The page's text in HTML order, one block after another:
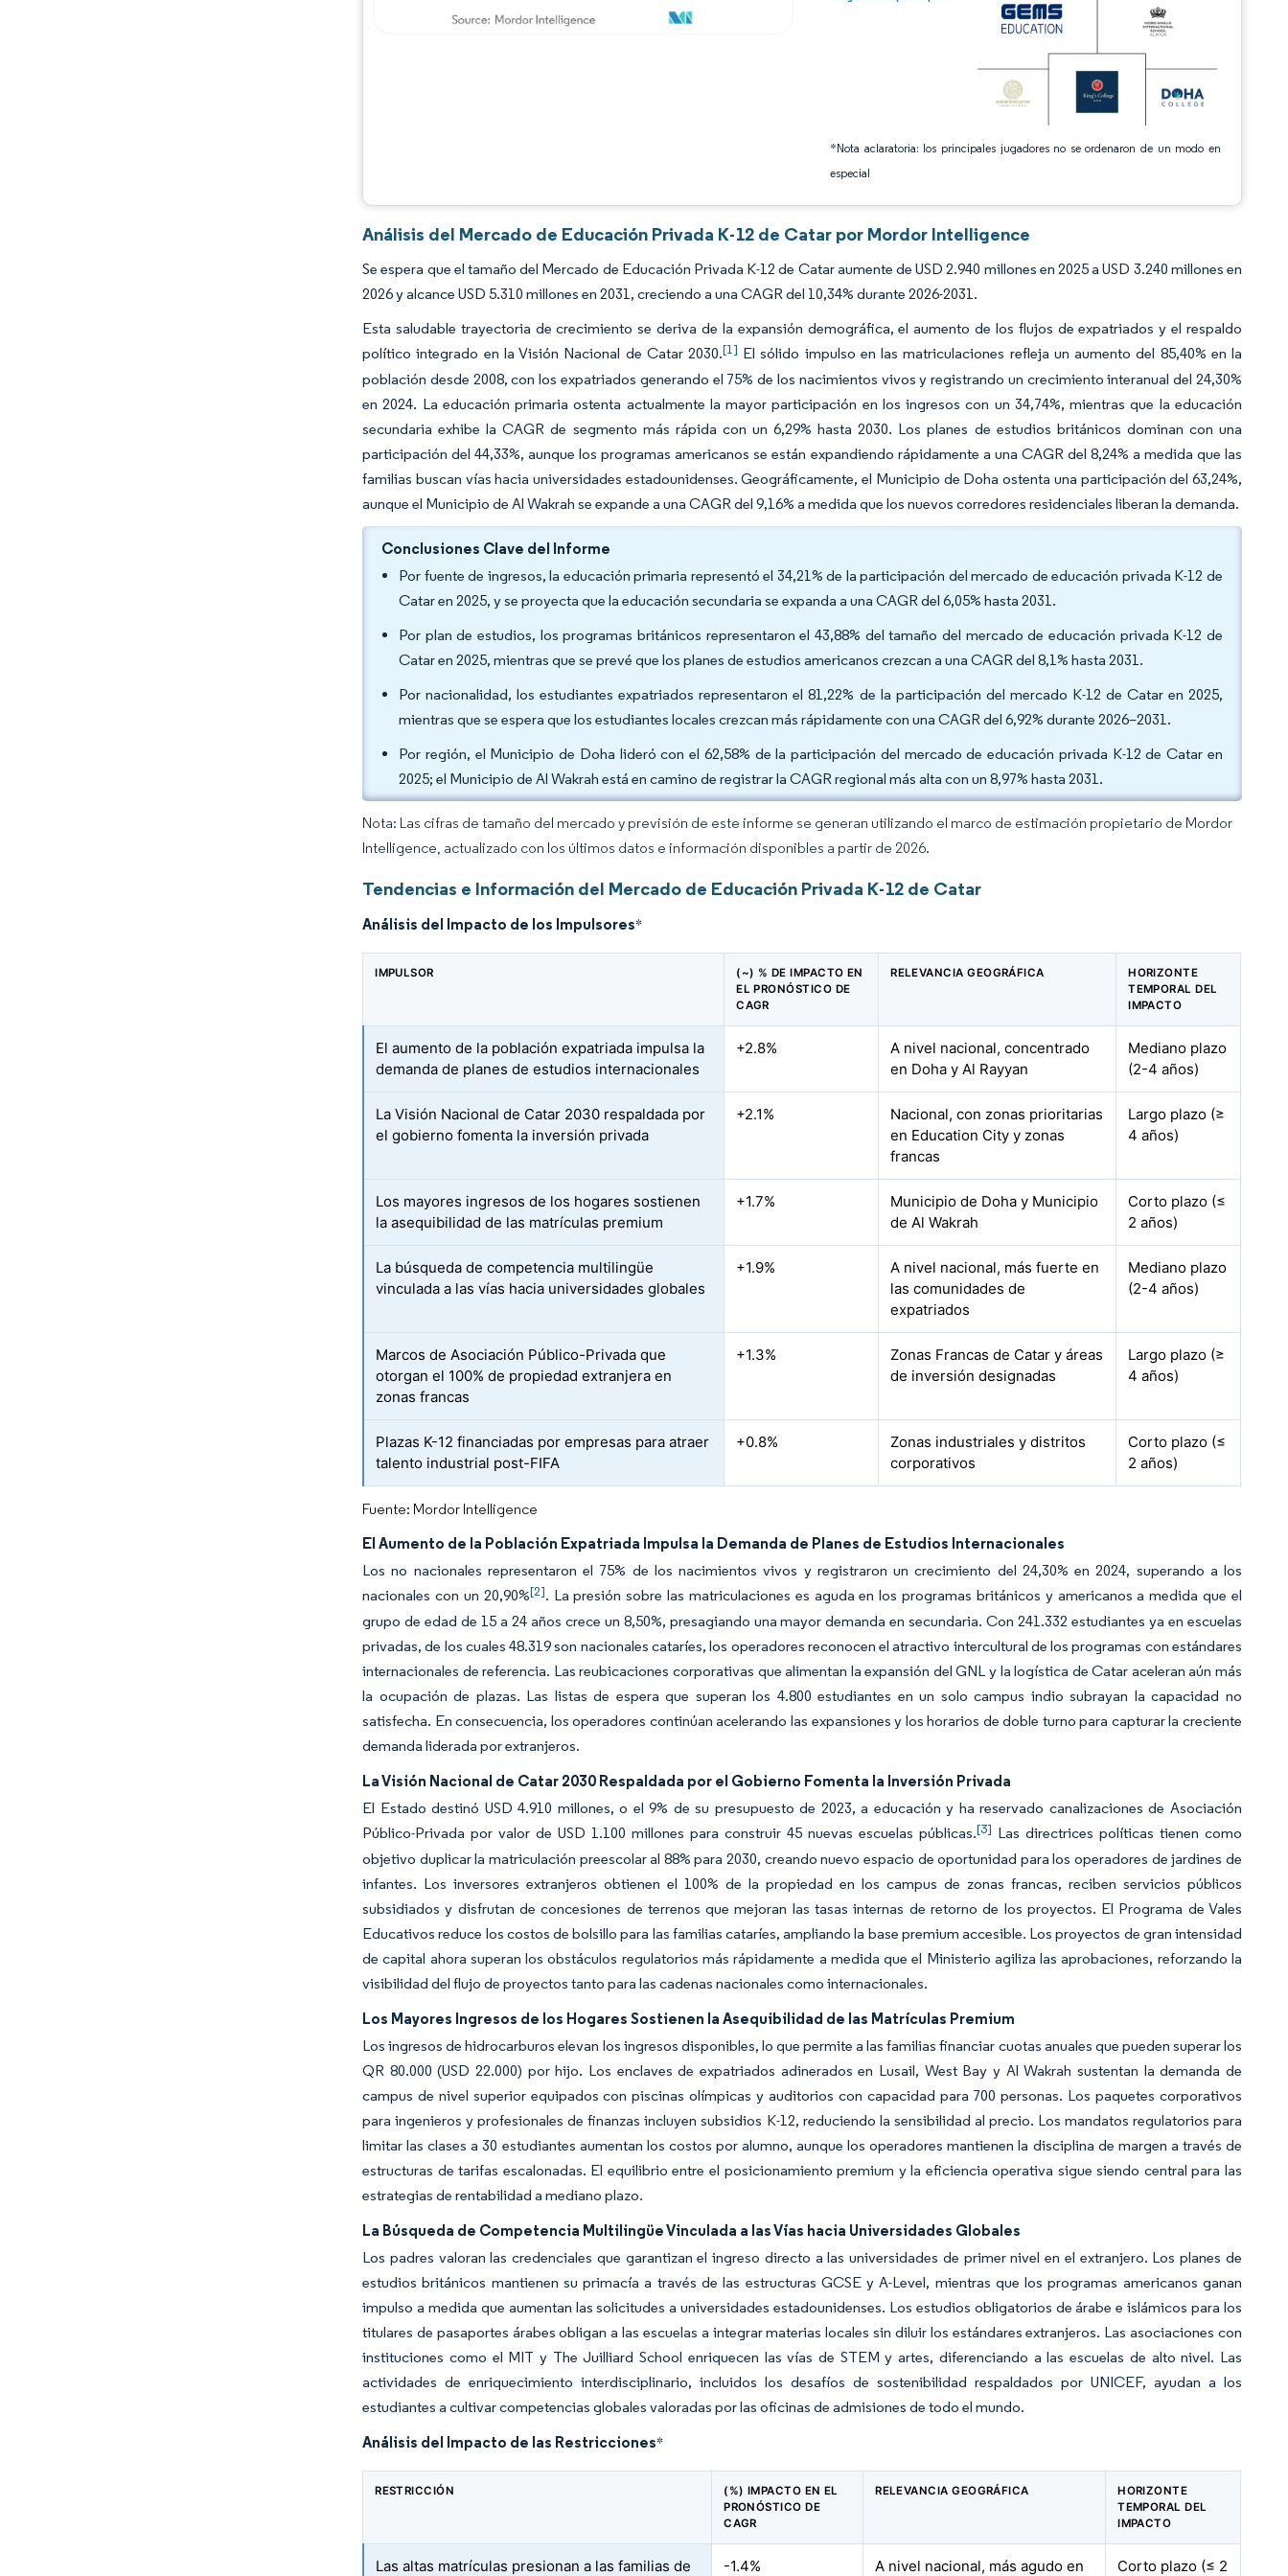
*Nota aclaratoria: los principales jugadores no se ordenaron de un modo en
especial
Análisis del Mercado de Educación Privada K-12 de Catar por Mordor Intelligence
Se espera que el tamaño del Mercado de Educación Privada K-12 de Catar aumente de USD 2.940 millones en 2025 a USD 3.240 millones en
2026 y alcance USD 5.310 millones en 2031, creciendo a una CAGR del 10,34% durante 2026-2031.
Esta saludable trayectoria de crecimiento se deriva de la expansión demográfica, el aumento de los flujos de expatriados y el respaldo
político integrado en la Visión Nacional de Catar 2030.[1] El sólido impulso en las matriculaciones refleja un aumento del 85,40% en la
población desde 2008, con los expatriados generando el 75% de los nacimientos vivos y registrando un crecimiento interanual del 24,30%
en 2024. La educación primaria ostenta actualmente la mayor participación en los ingresos con un 34,74%, mientras que la educación
secundaria exhibe la CAGR de segmento más rápida con un 6,29% hasta 2030. Los planes de estudios británicos dominan con una
participación del 44,33%, aunque los programas americanos se están expandiendo rápidamente a una CAGR del 8,24% a medida que las
familias buscan vías hacia universidades estadounidenses. Geográficamente, el Municipio de Doha ostenta una participación del 63,24%,
aunque el Municipio de Al Wakrah se expande a una CAGR del 9,16% a medida que los nuevos corredores residenciales liberan la demanda.
Conclusiones Clave del Informe
Por fuente de ingresos, la educación primaria representó el 34,21% de la participación del mercado de educación privada K-12 de
Catar en 2025, y se proyecta que la educación secundaria se expanda a una CAGR del 6,05% hasta 2031.
Por plan de estudios, los programas británicos representaron el 43,88% del tamaño del mercado de educación privada K-12 de
Catar en 2025, mientras que se prevé que los planes de estudios americanos crezcan a una CAGR del 8,1% hasta 2031.
Por nacionalidad, los estudiantes expatriados representaron el 81,22% de la participación del mercado K-12 de Catar en 2025,
mientras que se espera que los estudiantes locales crezcan más rápidamente con una CAGR del 6,92% durante 2026–2031.
Por región, el Municipio de Doha lideró con el 62,58% de la participación del mercado de educación privada K-12 de Catar en
2025; el Municipio de Al Wakrah está en camino de registrar la CAGR regional más alta con un 8,97% hasta 2031.
Nota: Las cifras de tamaño del mercado y previsión de este informe se generan utilizando el marco de estimación propietario de Mordor
Intelligence, actualizado con los últimos datos e información disponibles a partir de 2026.
Tendencias e Información del Mercado de Educación Privada K-12 de Catar
Análisis del Impacto de los Impulsores*
IMPULSOR
(~) % DE IMPACTO EN
EL PRONÓSTICO DE
CAGR
RELEVANCIA GEOGRÁFICA
HORIZONTE
TEMPORAL DEL
IMPACTO
El aumento de la población expatriada impulsa la
demanda de planes de estudios internacionales
+2.8%
A nivel nacional, concentrado
en Doha y Al Rayyan
Mediano plazo
(2-4 años)
La Visión Nacional de Catar 2030 respaldada por
el gobierno fomenta la inversión privada
+2.1%
Nacional, con zonas prioritarias
en Education City y zonas
francas
Largo plazo (≥
4 años)
Los mayores ingresos de los hogares sostienen
la asequibilidad de las matrículas premium
+1.7%
Municipio de Doha y Municipio
de Al Wakrah
Corto plazo (≤
2 años)
La búsqueda de competencia multilingüe
vinculada a las vías hacia universidades globales
+1.9%
A nivel nacional, más fuerte en
las comunidades de
expatriados
Mediano plazo
(2-4 años)
Marcos de Asociación Público-Privada que
otorgan el 100% de propiedad extranjera en
zonas francas
+1.3%
Zonas Francas de Catar y áreas
de inversión designadas
Largo plazo (≥
4 años)
Plazas K-12 financiadas por empresas para atraer
talento industrial post-FIFA
+0.8%
Zonas industriales y distritos
corporativos
Corto plazo (≤
2 años)
Fuente: Mordor Intelligence
El Aumento de la Población Expatriada Impulsa la Demanda de Planes de Estudios Internacionales
Los no nacionales representaron el 75% de los nacimientos vivos y registraron un crecimiento del 24,30% en 2024, superando a los
nacionales con un 20,90%[2]. La presión sobre las matriculaciones es aguda en los programas británicos y americanos a medida que el
grupo de edad de 15 a 24 años crece un 8,50%, presagiando una mayor demanda en secundaria. Con 241.332 estudiantes ya en escuelas
privadas, de los cuales 48.319 son nacionales cataríes, los operadores reconocen el atractivo intercultural de los programas con estándares
internacionales de referencia. Las reubicaciones corporativas que alimentan la expansión del GNL y la logística de Catar aceleran aún más
la ocupación de plazas. Las listas de espera que superan los 4.800 estudiantes en un solo campus indio subrayan la capacidad no
satisfecha. En consecuencia, los operadores continúan acelerando las expansiones y los horarios de doble turno para capturar la creciente
demanda liderada por extranjeros.
La Visión Nacional de Catar 2030 Respaldada por el Gobierno Fomenta la Inversión Privada
El Estado destinó USD 4.910 millones, o el 9% de su presupuesto de 2023, a educación y ha reservado canalizaciones de Asociación
Público-Privada por valor de USD 1.100 millones para construir 45 nuevas escuelas públicas.[3] Las directrices políticas tienen como
objetivo duplicar la matriculación preescolar al 88% para 2030, creando nuevo espacio de oportunidad para los operadores de jardines de
infantes. Los inversores extranjeros obtienen el 100% de la propiedad en los campus de zonas francas, reciben servicios públicos
subsidiados y disfrutan de concesiones de terrenos que mejoran las tasas internas de retorno de los proyectos. El Programa de Vales
Educativos reduce los costos de bolsillo para las familias cataríes, ampliando la base premium accesible. Los proyectos de gran intensidad
de capital ahora superan los obstáculos regulatorios más rápidamente a medida que el Ministerio agiliza las aprobaciones, reforzando la
visibilidad del flujo de proyectos tanto para las cadenas nacionales como internacionales.
Los Mayores Ingresos de los Hogares Sostienen la Asequibilidad de las Matrículas Premium
Los ingresos de hidrocarburos elevan los ingresos disponibles, lo que permite a las familias financiar cuotas anuales que pueden superar los
QR 80.000 (USD 22.000) por hijo. Los enclaves de expatriados adinerados en Lusail, West Bay y Al Wakrah sustentan la demanda de
campus de nivel superior equipados con piscinas olímpicas y auditorios con capacidad para 700 personas. Los paquetes corporativos
para ingenieros y profesionales de finanzas incluyen subsidios K-12, reduciendo la sensibilidad al precio. Los mandatos regulatorios para
limitar las clases a 30 estudiantes aumentan los costos por alumno, aunque los operadores mantienen la disciplina de margen a través de
estructuras de tarifas escalonadas. El equilibrio entre el posicionamiento premium y la eficiencia operativa sigue siendo central para las
estrategias de rentabilidad a mediano plazo.
La Búsqueda de Competencia Multilingüe Vinculada a las Vías hacia Universidades Globales
Los padres valoran las credenciales que garantizan el ingreso directo a las universidades de primer nivel en el extranjero. Los planes de
estudios británicos mantienen su primacía a través de las estructuras GCSE y A-Level, mientras que los programas americanos ganan
impulso a medida que aumentan las solicitudes a universidades estadounidenses. Los estudios obligatorios de árabe e islámicos para los
titulares de pasaportes árabes obligan a las escuelas a integrar materias locales sin diluir los estándares extranjeros. Las asociaciones con
instituciones como el MIT y The Juilliard School enriquecen las vías de STEM y artes, diferenciando a las escuelas de alto nivel. Las
actividades de enriquecimiento interdisciplinario, incluidos los desafíos de sostenibilidad respaldados por UNICEF, ayudan a los
estudiantes a cultivar competencias globales valoradas por las oficinas de admisiones de todo el mundo.
Análisis del Impacto de las Restricciones*
RESTRICCIÓN
(%) IMPACTO EN EL
PRONÓSTICO DE
CAGR
RELEVANCIA GEOGRÁFICA
HORIZONTE
TEMPORAL DEL
IMPACTO
Las altas matrículas presionan a las familias de -1.4% A nivel nacional, más agudo en Corto plazo (≤ 2